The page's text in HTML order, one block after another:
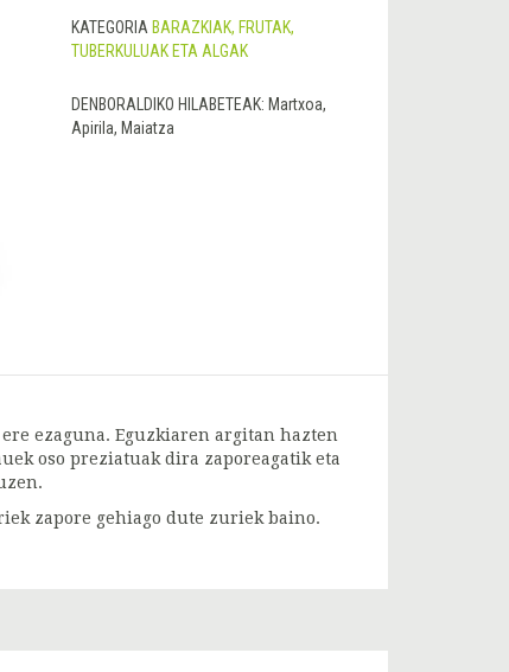
KATEGORIA BARAZKIAK, FRUTAK,
TUBERKULUAK ETA ALGAK
DENBORALDIKO HILABETEAK: Martxoa,
Apirila, Maiatza
ezaguna. Eguzkiaren argitan hazten
oso preziatuak dira zaporeagatik eta
zapore gehiago dute zuriek baino.